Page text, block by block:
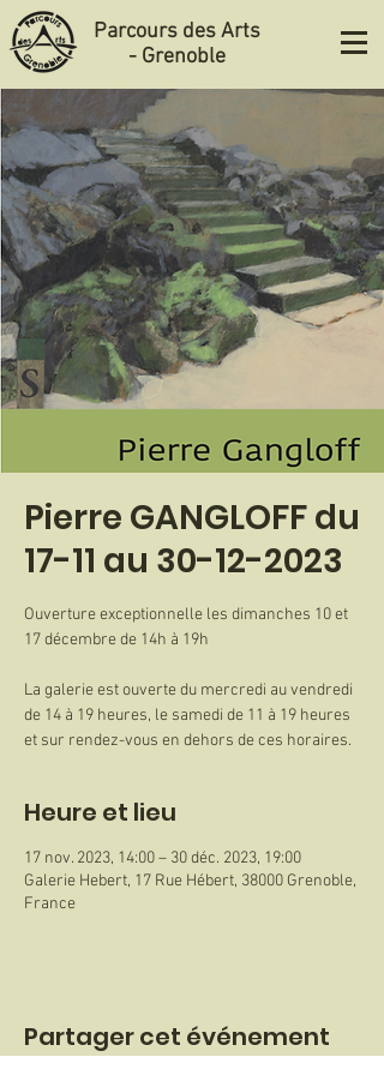
Parcours des Arts
- Grenoble
Pierre GANGLOFF du
17-11 au 30-12-2023
Ouverture exceptionnelle les dimanches 10 et
17 décembre de 14h à 19h
La galerie est ouverte du mercredi au vendredi
de 14 à 19 heures, le samedi de 11 à 19 heures
et sur rendez-vous en dehors de ces horaires.
Heure et lieu
17 nov. 2023, 14:00 – 30 déc. 2023, 19:00
Galerie Hebert, 17 Rue Hébert, 38000 Grenoble,
France
Partager cet événement